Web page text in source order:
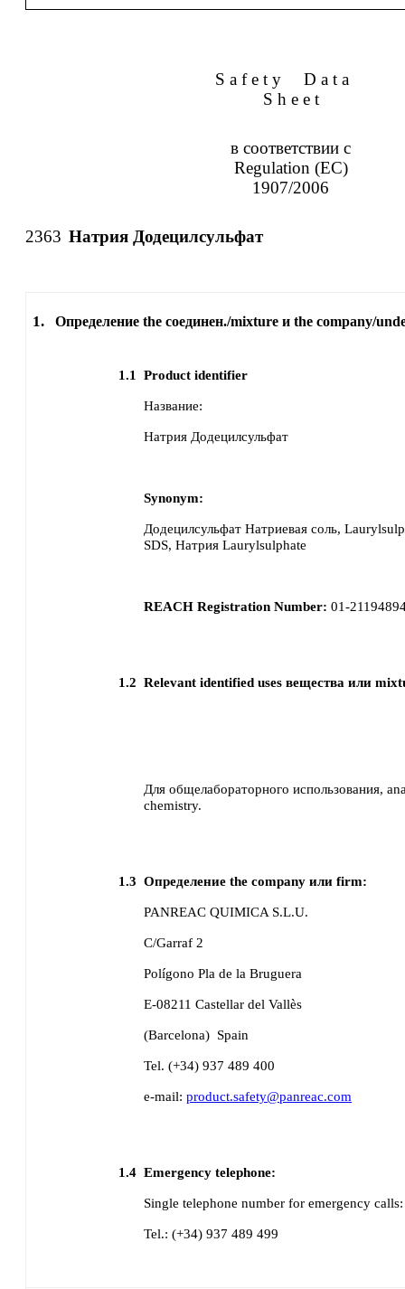
S a f e t y
D a t a
S h e e t
в соответствии с
Regulation (EC)
1907/2006
2363 Натрия Додецилсульфат
1. Определение the соединен./mixture и the company/
1.1 Product identifier
Название:
Натрия Додецилсульфат
Synonym:
Додецилсульфат Натриевая соль,
SDS, Натрия Laurylsulphate
REACH Registration Number: 01-
1.2 Relevant identified uses вещества или
Для общелабораторного использования,
chemistry.
1.3 Определение the company или firm:
PANREAC QUIMICA S.L.U.
C/Garraf 2
Polígono Pla de la Bruguera
E-08211 Castellar del Vallès
(Barcelona) Spain
Tel. (+34) 937 489 400
e-mail:product.safety@panreac.com
1.4 Emergency telephone:
Single telephone number for emergency
Tel.: (+34) 937 489 499